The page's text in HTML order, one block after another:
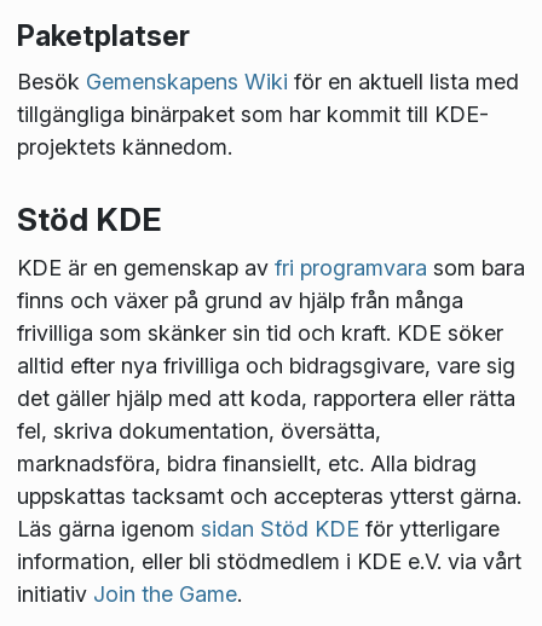
Paketplatser
Besök Gemenskapens Wiki för en aktuell lista med
tillgängliga binärpaket som har kommit till KDE-
projektets kännedom.
Stöd KDE
KDE är en gemenskap av fri programvara som bara
finns och växer på grund av hjälp från många
frivilliga som skänker sin tid och kraft. KDE söker
alltid efter nya frivilliga och bidragsgivare, vare sig
det gäller hjälp med att koda, rapportera eller rätta
fel, skriva dokumentation, översätta,
marknadsföra, bidra finansiellt, etc. Alla bidrag
uppskattas tacksamt och accepteras ytterst gärna.
Läs gärna igenom sidan Stöd KDE för ytterligare
information, eller bli stödmedlem i KDE e.V. via vårt
initiativ Join the Game.